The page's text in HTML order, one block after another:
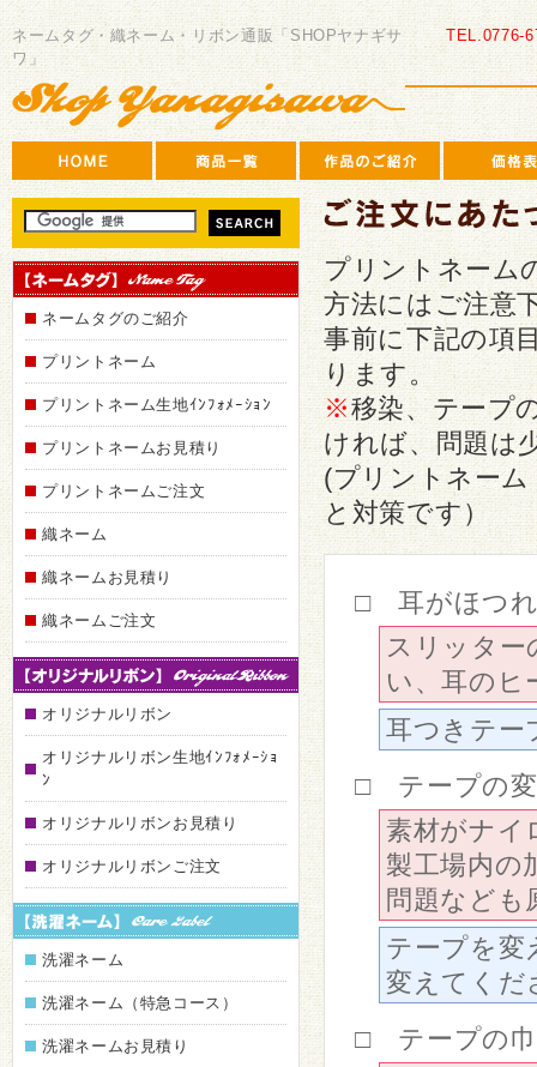
ネームタグ・織ネーム・リボン通販「SHOPヤナギサ
ワ」
SHOP
ヤ
ナ
ギ
サ
ワ
TEL.0776-
ネームタグのご紹介
プリントネーム
プリントネーム生地ｲﾝﾌｫﾒｰｼｮﾝ
プリントネームお見積り
プリントネームご注文
織ネーム
織ネームお見積り
織ネームご注文
オリジナルリボン
オリジナルリボン生地ｲﾝﾌｫﾒｰｼｮ
ﾝ
オリジナルリボンお見積り
オリジナルリボンご注文
洗濯ネーム
洗濯ネーム（特急コース）
洗濯ネームお見積り
プリントネーム
方法にはご注意
事前に下記の項
ります。
※移染、テープ
ければ、問題は
(プリントネー
と対策です）
□ 耳がほつ
スリッター
い、耳のヒ
耳つきテー
□ テープの変
素材がナイ
製工場内の
問題なども
テープを変
変えてくだ
□ テープの